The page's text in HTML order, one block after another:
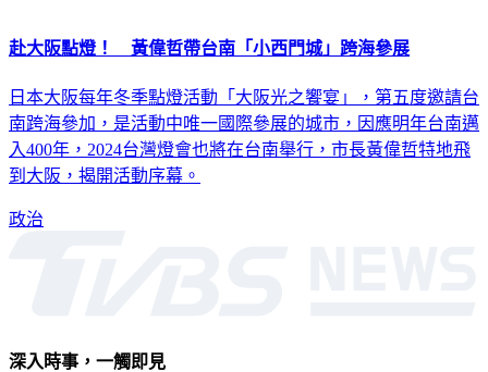
赴大阪點燈！ 黃偉哲帶台南「小西門城」跨海參展
日本大阪每年冬季點燈活動「大阪光之饗宴」，第五度邀請台
南跨海參加，是活動中唯一國際參展的城市，因應明年台南邁
入400年，2024台灣燈會也將在台南舉行，市長黃偉哲特地飛
到大阪，揭開活動序幕。
政治
深入時事，一觸即見